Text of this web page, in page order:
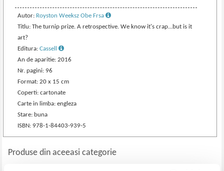
Autor: Royston Weeksz Obe Frsa
Titlu: The turnip prize. A retrospective. We know it's crap...but is it
art?
Editura:Cassell
An de aparitie: 2016
Nr. pagini: 96
Format: 20 x 15 cm
Coperti: cartonate
Carte in limba: engleza
Stare: buna
ISBN: 978-1-84403-939-5
Produse din aceeasi categorie